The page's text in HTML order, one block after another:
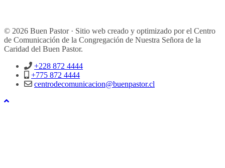
© 2026 Buen Pastor · Sitio web creado y optimizado por el Centro
de Comunicación de la Congregación de Nuestra Señora de la
Caridad del Buen Pastor.
+228 872 4444
+775 872 4444
centrodecomunicacion@buenpastor.cl